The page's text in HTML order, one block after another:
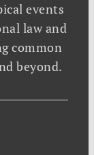
events
law and
common
beyond.